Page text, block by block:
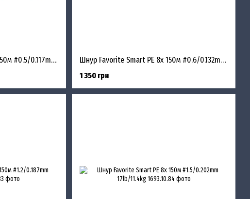
Шнур Favorite Smart PE 8x 150м #0.5/0.117mm 8lb/4.1kg
Шнур Favorite Smart PE 8x 150м #0.6/0.132mm 9lb/5.4kg
1 350 грн